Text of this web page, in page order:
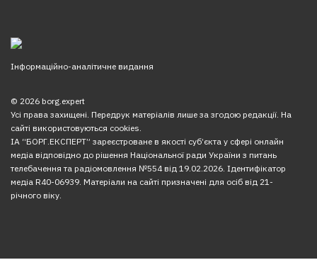
Інформаційно-аналітичне видання
© 2026 borg.expert
Усі права захищені. Передрук матеріалів лише за згодою редакції. На
сайті використовуються cookies.
ІА “БОРГ.ЕКСПЕРТ” зареєстроване в якості суб’єкта у сфері онлайн
медіа відповідно до рішення Національної ради України з питань
телебачення та радіомовлення №554 від 19.02.2026. Ідентифікатор
медіа R40-06939. Матеріали на сайті призначені для осіб від 21-
річного віку.